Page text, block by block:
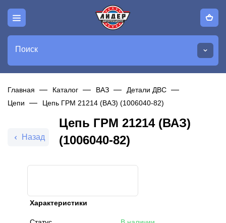
Поиск
Главная Каталог ВАЗ
Детали ДВС
Цепи
Цепь ГРМ 21214 (ВАЗ) (1006040-82)
Назад
Цепь ГРМ 21214 (ВАЗ)
(1006040-82)
Характеристики